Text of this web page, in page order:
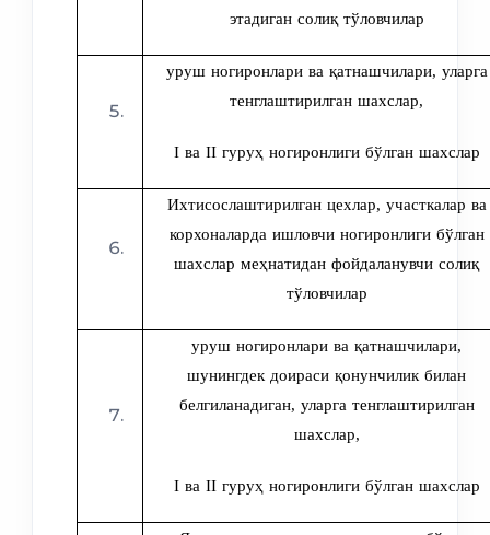
этадиган солиқ тўловчилар
уруш ногиронлари ва қатнашчилари, уларга
тенглаштирилган шахслар,
I ва II гуруҳ ногиронлиги бўлган шахслар
Ихтисослаштирилган цехлар, участкалар ва
корхоналарда ишловчи ногиронлиги бўлган
шахслар меҳнатидан фойдаланувчи солиқ
тўловчилар
уруш ногиронлари ва қатнашчилари,
шунингдек доираси қонунчилик билан
белгиланадиган, уларга тенглаштирилган
шахслар,
I ва II гуруҳ ногиронлиги бўлган шахслар